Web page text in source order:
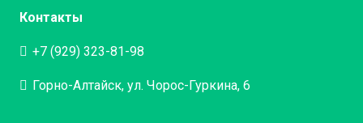
Контакты
+7 (929) 323-81-98
Горно-Алтайск, ул. Чорос-Гуркина, 6